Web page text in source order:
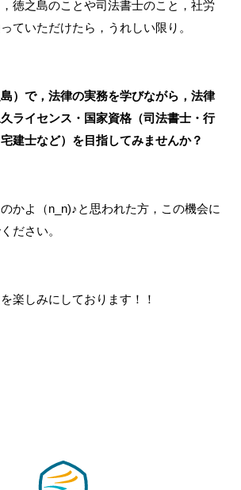
徳之島のことや司法書士のこと，社労
ていただけたら，うれしい限り。
）で，法律の実務を学びながら，法律
ライセンス・国家資格（司法書士・行
建士など）を目指してみませんか？
かよ（n_n)♪と思われた方，この機会に
ださい。
楽しみにしております！！